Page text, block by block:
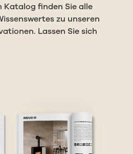
Katalog finden Sie alle
zu unseren
Lassen Sie sich